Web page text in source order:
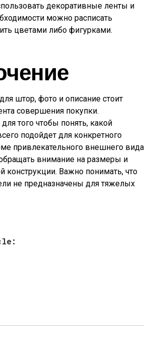
декоративные ленты и
можно расписать
цветами либо фигурками.
штор, фото и описание стоит
совершения покупки.
того чтобы понять, какой
подойдет для конкретного
привлекательного внешнего вида
внимание на размеры и
конструкции. Важно понимать, что
не предназначены для тяжелых